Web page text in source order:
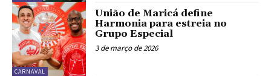
CARNAVAL
União de Maricá define
Harmonia para estreia no
Grupo Especial
3 de março de 2026